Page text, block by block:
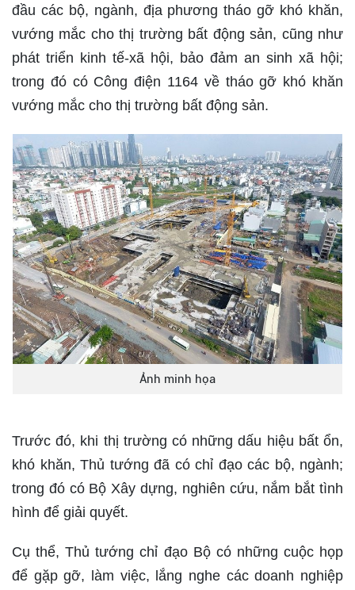
đầu các bộ, ngành, địa phương tháo gỡ khó khăn,
vướng mắc cho thị trường bất động sản, cũng như
phát triển kinh tế-xã hội, bảo đảm an sinh xã hội;
trong đó có Công điện 1164 về tháo gỡ khó khăn
vướng mắc cho thị trường bất động sản.
Ảnh minh họa
Trước đó, khi thị trường có những dấu hiệu bất ổn,
khó khăn, Thủ tướng đã có chỉ đạo các bộ, ngành;
trong đó có Bộ Xây dựng, nghiên cứu, nắm bắt tình
hình để giải quyết.
Cụ thể, Thủ tướng chỉ đạo Bộ có những cuộc họp
để gặp gỡ, làm việc, lắng nghe các doanh nghiệp